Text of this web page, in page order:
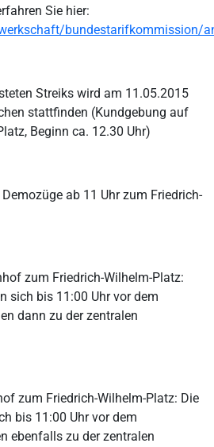
Sie hier:
bundestarifkommission/
Streiks wird am 11.05.2015
stattfinden (Kundgebung auf
Beginn ca. 12.30 Uhr)
ab 11 Uhr zum Friedrich-
zum Friedrich-Wilhelm-Platz:
sich bis 11:00 Uhr vor dem
dann zu der zentralen
zum Friedrich-Wilhelm-Platz: Die
bis 11:00 Uhr vor dem
ebenfalls zu der zentralen